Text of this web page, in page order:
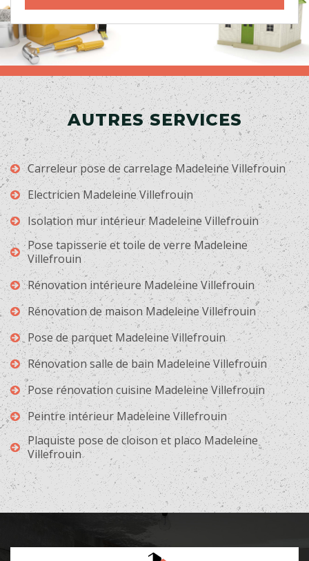
AUTRES SERVICES
Carreleur pose de carrelage Madeleine Villefrouin
Electricien Madeleine Villefrouin
Isolation mur intérieur Madeleine Villefrouin
Pose tapisserie et toile de verre Madeleine
Villefrouin
Rénovation intérieure Madeleine Villefrouin
Rénovation de maison Madeleine Villefrouin
Pose de parquet Madeleine Villefrouin
Rénovation salle de bain Madeleine Villefrouin
Pose rénovation cuisine Madeleine Villefrouin
Peintre intérieur Madeleine Villefrouin
Plaquiste pose de cloison et placo Madeleine
Villefrouin